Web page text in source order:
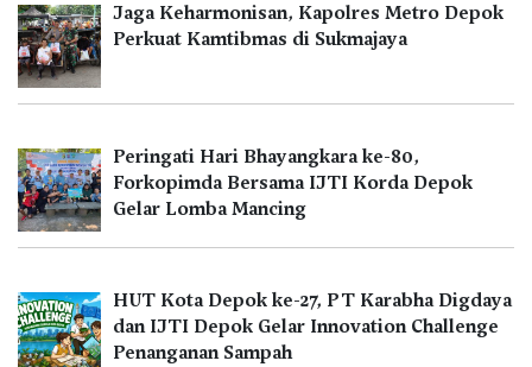
Jaga Keharmonisan, Kapolres Metro Depok
Perkuat Kamtibmas di Sukmajaya
Peringati Hari Bhayangkara ke-80,
Forkopimda Bersama IJTI Korda Depok
Gelar Lomba Mancing
HUT Kota Depok ke-27, PT Karabha Digdaya
dan IJTI Depok Gelar Innovation Challenge
Penanganan Sampah